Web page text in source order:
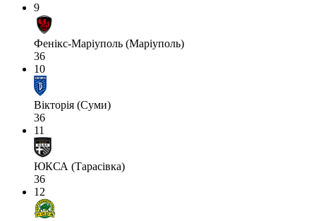
9
Фенікс-Маріуполь (Маріуполь)
36
10
Вікторія (Суми)
36
11
ЮКСА (Тарасівка)
36
12